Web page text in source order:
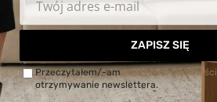
ZAPISZ SIĘ
Przeczytałem/-amPolitykę prywatności
otrzymywanie newslettera.